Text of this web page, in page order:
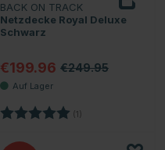
BACK ON TRACK
Netzdecke Royal Deluxe
Schwarz
€199.96 €249.95
Bewertung: (1)